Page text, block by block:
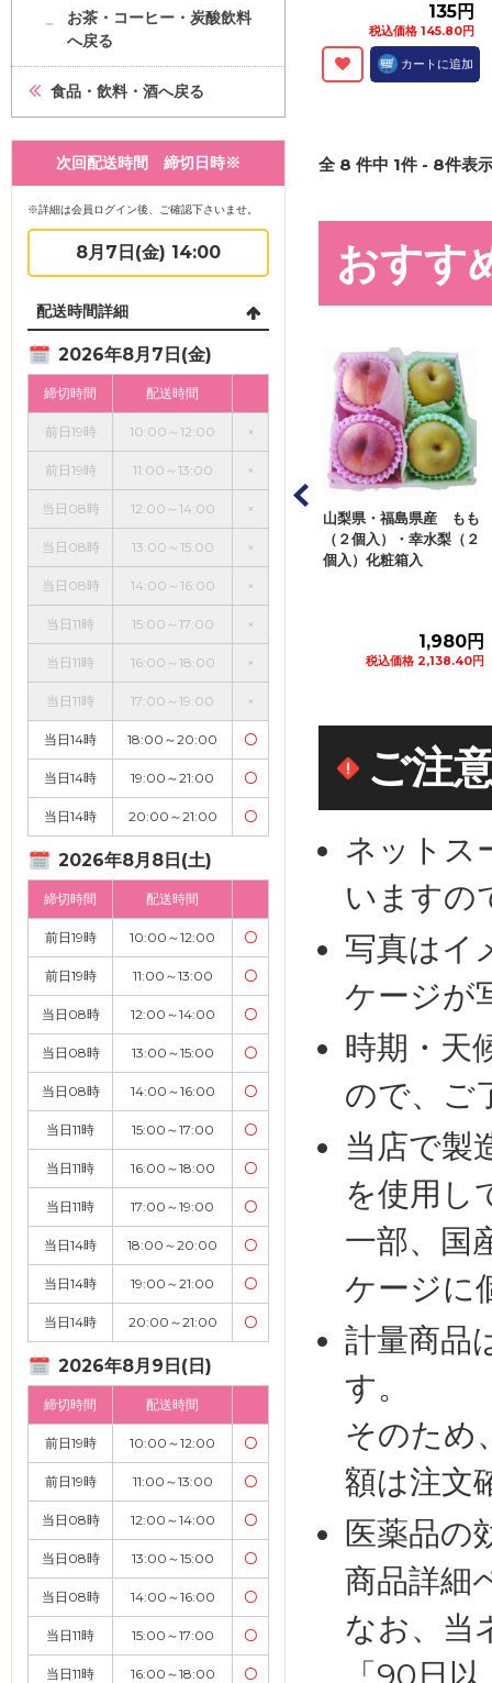
お茶・コーヒー・炭酸飲料
へ戻る
食品・飲料・酒へ戻る
次回配送時間 締切日時※
※詳細は会員ログイン後、ご確認下さいませ。
8月7日(金) 14:00
配送時間詳細
2026年8月7日(金)
締切時間 配送時間
前日19時 10:00～12:00 ×
前日19時 11:00～13:00 ×
当日08時 12:00～14:00 ×
当日08時 13:00～15:00 ×
当日08時 14:00～16:00 ×
当日11時 15:00～17:00 ×
当日11時 16:00～18:00 ×
当日11時 17:00～19:00 ×
当日14時 18:00～20:00 〇
当日14時 19:00～21:00 〇
当日14時 20:00～21:00 〇
2026年8月8日(土)
締切時間 配送時間
前日19時 10:00～12:00 〇
前日19時 11:00～13:00 〇
当日08時 12:00～14:00 〇
当日08時 13:00～15:00 〇
当日08時 14:00～16:00 〇
当日11時 15:00～17:00 〇
当日11時 16:00～18:00 〇
当日11時 17:00～19:00 〇
当日14時 18:00～20:00 〇
当日14時 19:00～21:00 〇
当日14時 20:00～21:00 〇
2026年8月9日(日)
締切時間 配送時間
前日19時 10:00～12:00 〇
前日19時 11:00～13:00 〇
当日08時 12:00～14:00 〇
当日08時 13:00～15:00 〇
当日08時 14:00～16:00 〇
当日11時 15:00～17:00 〇
当日11時 16:00～18:00 〇
135円
税込価格 145.80円
カートに追加
全 8 件中 1件 - 8件表
おすす
梨県など国内
化粧箱 ４個
1,990円
込価格 2,149.20円
カートに追加
山梨県・福島県産 もも
1,980円
税込価格 2,138.40円
福島・山梨県など国内
産 もも 化粧箱 ４Ｌ
サイズ ６個入
2,580円
税込価格 2,786.40円
ご注
ネットス
いますの
写真はイ
ケージが
時期・天
ので、ご
当店で製
を使用し
一部、国
ケージに
計量商品
す。
そのため
額は注文
医薬品の
商品詳細
なお、当
「90日